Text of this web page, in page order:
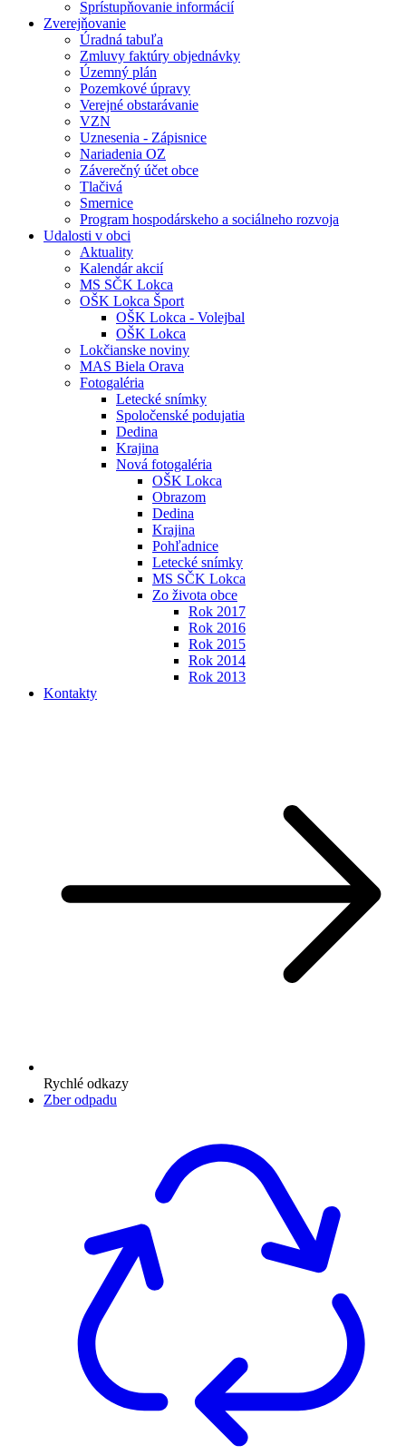
Sprístupňovanie informácií
Zverejňovanie
Úradná tabuľa
Zmluvy faktúry objednávky
Územný plán
Pozemkové úpravy
Verejné obstarávanie
VZN
Uznesenia - Zápisnice
Nariadenia OZ
Záverečný účet obce
Tlačivá
Smernice
Program hospodárskeho a sociálneho rozvoja
Udalosti v obci
Aktuality
Kalendár akcií
MS SČK Lokca
OŠK Lokca Šport
OŠK Lokca - Volejbal
OŠK Lokca
Lokčianske noviny
MAS Biela Orava
Fotogaléria
Letecké snímky
Spoločenské podujatia
Dedina
Krajina
Nová fotogaléria
OŠK Lokca
Obrazom
Dedina
Krajina
Pohľadnice
Letecké snímky
MS SČK Lokca
Zo života obce
Rok 2017
Rok 2016
Rok 2015
Rok 2014
Rok 2013
Kontakty
Rychlé odkazy
Zber odpadu